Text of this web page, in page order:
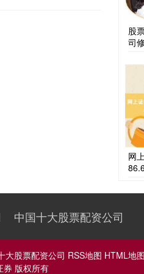
股
司
网
中国十大股票配资公司
大股票配资公司 RSS地图 HTML地图
券 版权所有